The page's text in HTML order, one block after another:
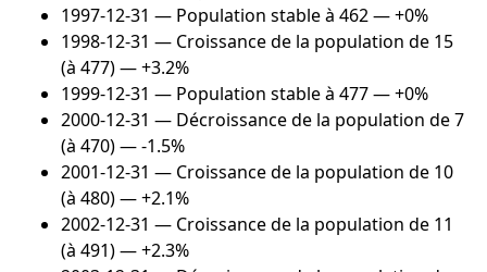
1997-12-31 — Population stable à 462 — +0%
1998-12-31 — Croissance de la population de 15
(à 477) — +3.2%
1999-12-31 — Population stable à 477 — +0%
2000-12-31 — Décroissance de la population de 7
(à 470) — -1.5%
2001-12-31 — Croissance de la population de 10
(à 480) — +2.1%
2002-12-31 — Croissance de la population de 11
(à 491) — +2.3%